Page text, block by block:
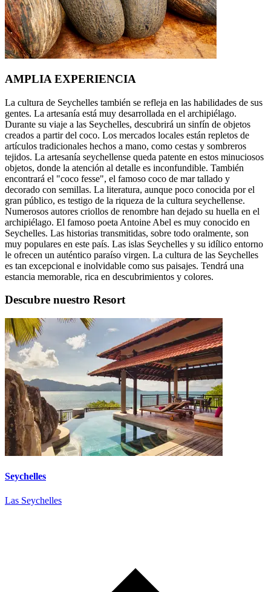
AMPLIA EXPERIENCIA
La cultura de Seychelles también se refleja en las habilidades de sus
gentes. La artesanía está muy desarrollada en el archipiélago.
Durante su viaje a las Seychelles, descubrirá un sinfín de objetos
creados a partir del coco. Los mercados locales están repletos de
artículos tradicionales hechos a mano, como cestas y sombreros
tejidos. La artesanía seychellense queda patente en estos minuciosos
objetos, donde la atención al detalle es inconfundible. También
encontrará el "coco fesse", el famoso coco de mar tallado y
decorado con semillas. La literatura, aunque poco conocida por el
gran público, es testigo de la riqueza de la cultura seychellense.
Numerosos autores criollos de renombre han dejado su huella en el
archipiélago. El famoso poeta Antoine Abel es muy conocido en
Seychelles. Las historias transmitidas, sobre todo oralmente, son
muy populares en este país. Las islas Seychelles y su idílico entorno
le ofrecen un auténtico paraíso virgen. La cultura de las Seychelles
es tan excepcional e inolvidable como sus paisajes. Tendrá una
estancia memorable, rica en descubrimientos y colores.
Descubre nuestro Resort
Seychelles
Las Seychelles